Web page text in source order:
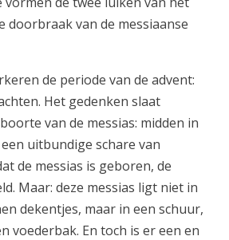
doorbraak van de messiaanse
de periode van de advent:
Het gedenken slaat
van de messias: midden in
uitbundige schare van
de messias is geboren, de
Maar: deze messias ligt niet in
dekentjes, maar in een schuur,
voederbak. En toch is er een en